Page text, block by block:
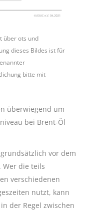
über ots und
dieses Bildes ist für
bitte mit
überwiegend um
bei Brent-Öl
vor dem
Wer die teils
verschiedenen
nutzt, kann
der Regel zwischen